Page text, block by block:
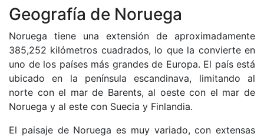
Geografía de Noruega
Noruega tiene una extensión de aproximadamente
385,252 kilómetros cuadrados, lo que la convierte en
uno de los países más grandes de Europa. El país está
ubicado en la península escandinava, limitando al
norte con el mar de Barents, al oeste con el mar de
Noruega y al este con Suecia y Finlandia.
El paisaje de Noruega es muy variado, con extensas